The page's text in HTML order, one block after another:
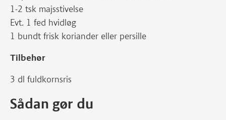
1-2 tsk majsstivelse
Evt. 1 fed hvidløg
1 bundt frisk koriander eller persille
Tilbehør
3 dl fuldkornsris
Sådan gør du